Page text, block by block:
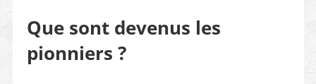
Que sont devenus les
pionniers ?